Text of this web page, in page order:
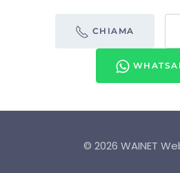
CHIAMA
© 2026 WAINET